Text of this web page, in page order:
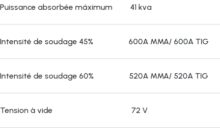
Puissance absorbée máximum 41 kva
Intensité de soudage 45% 600A MMA/ 600A TIG
Intensité de soudage 60% 520A MMA/ 520A TIG
Tension à vide 72 V